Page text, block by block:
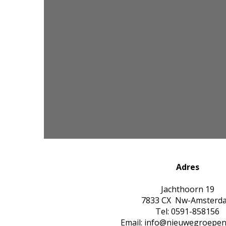
Adres
Jachthoorn 19
7833 CX Nw-
Tel: 0591-858156
Email: